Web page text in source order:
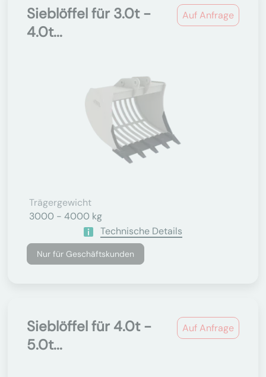
Auf Anfrage
Sieblöffel für 3.0t -
4.0t...
Trägergewicht
3000 - 4000 kg
Technische Details
Nur für Geschäftskunden
Auf Anfrage
Sieblöffel für 4.0t -
5.0t...